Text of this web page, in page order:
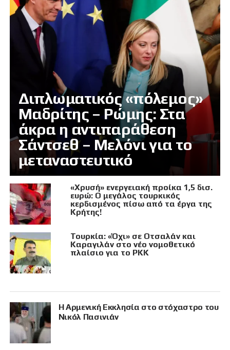
Διπλωματικός «πόλεμος»
Μαδρίτης – Ρώμης: Στα
άκρα η αντιπαράθεση
Σάντσεθ – Μελόνι για το
μεταναστευτικό
«Χρυσή» ενεργειακή προίκα 1,5 δισ.
ευρώ: Ο μεγάλος τουρκικός
κερδισμένος πίσω από τα έργα της
Κρήτης!
Τουρκία: «Όχι» σε Οτσαλάν και
Καραγιλάν στο νέο νομοθετικό
πλαίσιο για το PKK
Η Αρμενική Εκκλησία στο στόχαστρο του
Νικόλ Πασινιάν